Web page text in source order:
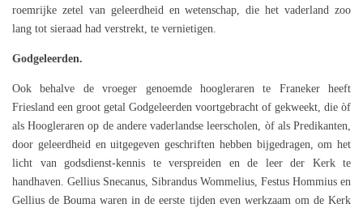
roemrijke zetel van geleerdheid en wetenschap, die het vaderland zoo
lang tot sieraad had verstrekt, te vernietigen.
Godgeleerden.
Ook behalve de vroeger genoemde hoogleraren te Franeker heeft
Friesland een groot getal Godgeleerden voortgebracht of gekweekt, die òf
als Hoogleraren op de andere vaderlandse leerscholen, òf als Predikanten,
door geleerdheid en uitgegeven geschriften hebben bijgedragen, om het
licht van godsdienst-kennis te verspreiden en de leer der Kerk te
handhaven. Gellius Snecanus, Sibrandus Wommelius, Festus Hommius en
Gellius de Bouma waren in de eerste tijden even werkzaam om de Kerk